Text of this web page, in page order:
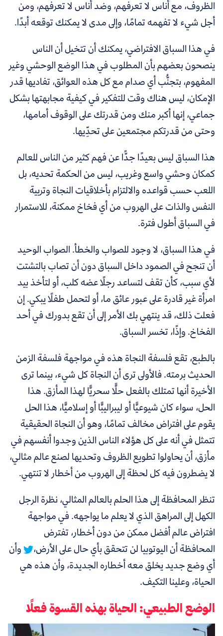
الظروف، مع أناس لا تعرفهم، وضد أناس لا تعرفهم، ومن
أجل شيء لا تفهمه تمامًا، وإلى مدى لا يمكنك توقعه أبدًا.
في هذا السباق الافتراضي، يمكنك أن تتخيل أن الناس
ينصحون بعضهم بأن المطلوب في هذا الوضع الوحشي وغير
المفهوم، بتجنُّب أي صدام مع كل هذه العوائق، تفاديها قدر
الإمكان، ليس هناك وقت للتفكير في كيفية مجابهتها بشكل
جماعي، إنها أكبر منك ومن قدرتك على الوقوف أمامها،
وحتى من قدرتكم مجتمعين على تحدِّيها.
هذا السباق ليس بعيدًا جدًّا عن فهم كثير من الناس للعالم
كمكان وحشي واسع وغريب، ليس من الحكمة تحديه، بل
اللعب حسب قواعده والالتزام بأخلاقيات النجاة وتربية
النفس والذات على الهروب من أي فخاخ ممكنة، للاستمرار
في السباق أطول فترة.
في هذا السباق، لا وجود للصواب والخطأ. الصواب الوحيد
أن تنجح في الصمود داخل السباق دون أن تصاب بالتشتت
لأي سبب، كأن تقف لتساعد رجلًا عضه كلب، أو لتأخذ بيد
امرأة غير قادرة على عبور عائق ما، أو لتحمل طفلًا يبكي. إن
فعلت ذلك، قد ينتهي بك الأمر إلى أن تقع بدورك في أحد
الفخاخ. وإذًا، تخسر السباق.
بالطبع، تقع فلسفة النجاة هذه في مواجهة فلسفة الزمن
الحديث برمته. فالأولى ترى أن النجاة كل شيء، بينما ترى
الأخيرة أنها تمتلك بالفعل حلًّا سحريًّا لهذا المأزق. هذا
الحل، سواء كان شيوعيًّا أو ليبراليبًّا أو إسلاميًّا، هذا الحل
يقوم على افتراض مخالف تمامًا، وهو أن النجاة الحقيقية
تتمثل في أنه على كل هؤلاء الناس الذين وجدوا أنفسهم في
مأزق، أن يحاولوا تطويع الظروف وتحديها لصنع عالم مثالي،
لا يضطرون فيه كل لحظة إلى الهروب من أخطار لا تنتهي.
تنظر المحافظة إلى هذا الحلم بالعالم المثالي، نظرة الرجل
الكهل إلى المراهق الذي لا يعلم ما يواجهه.في مواجهة
افتراض عالم أفضل ممكن من دون أخطار، تفترض
المحافظة أن اليوتوبيا لن تتحقق بأي حال على الأرض،
وأن
أي وضع جديد يخلق معه أخطاره الجديدة، وأن هذه هي
الحياة، وعلينا التكيف.
الوضع الطبيعي: الحياة بهذه القسوة فعلًا